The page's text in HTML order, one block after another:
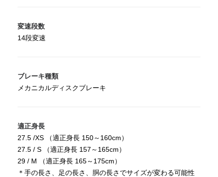
変速段数
14段変速
ブレーキ種類
メカニカルディスクブレーキ
適正身長
27.5 /XS （適正身長 150～160cm）
27.5 / S （適正身長 157～165cm）
29 / M （適正身長 165～175cm）
＊手の長さ、足の長さ、胴の長さでサイズが変わる可能性